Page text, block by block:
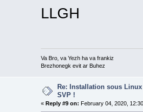
LLGH
Va Bro, va Yezh ha va frankiz
Brezhonegk evit ar Buhez
Re: Installation sous
SVP !
« Reply #9 on: February 04, 2020,